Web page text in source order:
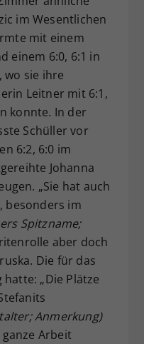
im Wesentlichen
mit einem
einem 6:0, 6:1 in
wo sie ihre
Leitner mit 6:1,
konnte. In der
Schüller vor
6:2, 6:0 im
Johanna
„Sie hat auch
besonders im
Spitzname;
aber doch
Die für das
„Die Plätze
Anmerkung)
Arbeit